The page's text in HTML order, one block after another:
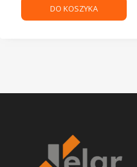
DO KOSZYKA